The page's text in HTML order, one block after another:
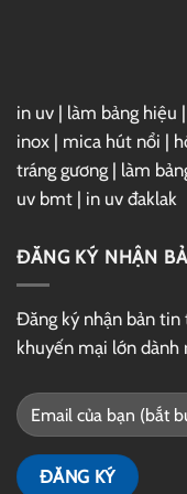
in uv | làm bảng hiệu |
inox | mica hút nổi |
tráng gương | làm
uv bmt | in uv đaklak
ĐĂNG KÝ NHẬN
Đăng ký nhận bản
khuyến mại lớn dành